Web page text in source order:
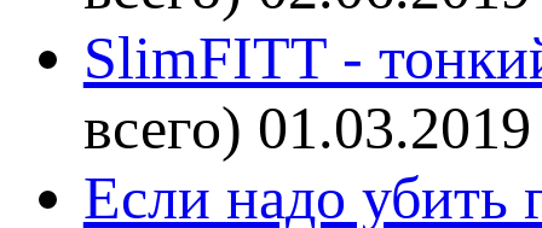
SlimFITT -
всего) 01.03.2019
Если надо убить